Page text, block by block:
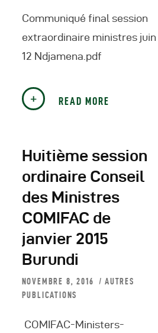
Communiqué final session
extraordinaire ministres juin
12 Ndjamena.pdf
READ MORE
Huitième session
ordinaire Conseil
des Ministres
COMIFAC de
janvier 2015
Burundi
NOVEMBRE 8, 2016
AUTRES
PUBLICATIONS
COMIFAC-Ministers-